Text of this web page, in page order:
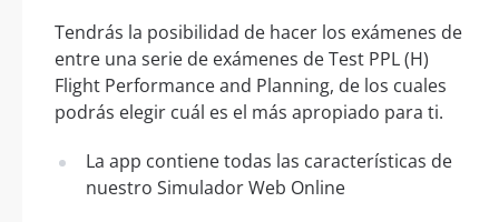
Tendrás la posibilidad de hacer los exámenes de
entre una serie de exámenes de Test PPL (H)
Flight Performance and Planning, de los cuales
podrás elegir cuál es el más apropiado para ti.
La app contiene todas las características de
nuestro Simulador Web Online